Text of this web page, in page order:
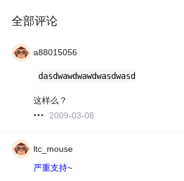
全部评论
a88015056
dasdwawdwawdwasdwasd
这样么？
2009-03-08
ltc_mouse
严重支持~